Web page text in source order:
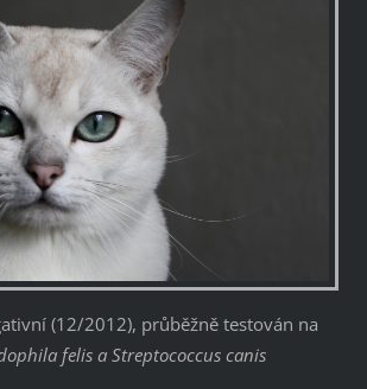
(12/2012), průběžně testován na
ila felis a Streptococcus canis